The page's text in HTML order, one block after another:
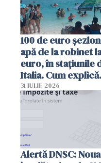
100 de euro
apă de la robinet
euro, în stațiunile
Italia. Cum explică
autoritățile
31 IULIE 2026
Alertă DNSC: Noua